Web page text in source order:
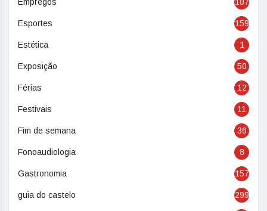
Esportes 159
Estética 1
Exposição 50
Férias 12
Festivais 11
Fim de semana 36
Fonoaudiologia 8
Gastronomia 157
guia do castelo 299